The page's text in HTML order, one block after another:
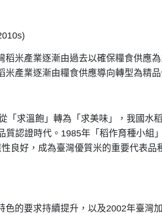
米產業逐漸由過去以確保糧食供應
產業逐漸由糧食供應導向轉型為精品
「求溫飽」轉為「求美味」，我國水
認證時代。1985年「稻作育種小組
良好，成為臺灣優質米的重要代表
色的要求持續提升，以及2002年臺灣